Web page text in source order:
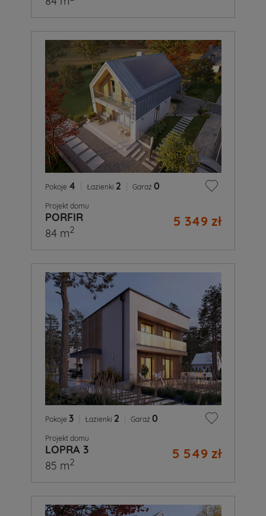
Pokoje 4 Łazienki 2 Garaż 0
Projekt domu
PORFIR 5 349 zł
84 m2
Pokoje 3 Łazienki 2 Garaż 0
Projekt domu
LOPRA 3 5 549 zł
85 m2